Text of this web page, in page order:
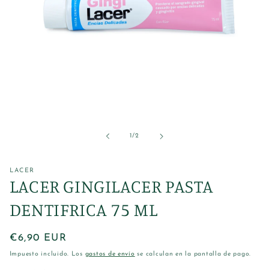
modal
1/de
2
LACER
LACER GINGILACER PASTA
DENTIFRICA 75 ML
Precio
habitual
€6,90 EUR
Impuesto incluido. Los gastos de envío se calculan en la pantalla de pago.